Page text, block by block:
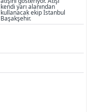
kendi yarı alanından
kullanacak ekip İstanbul
Başakşehir.